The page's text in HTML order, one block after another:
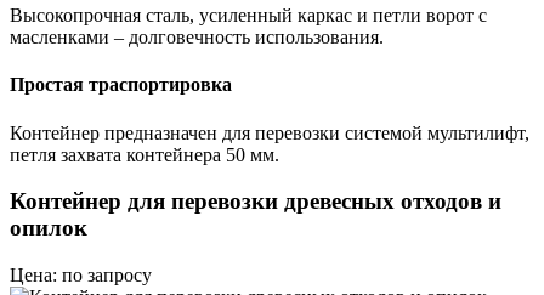
Высокопрочная сталь, усиленный каркас и петли ворот с
масленками – долговечность использования.
Простая траспортировка
Контейнер предназначен для перевозки системой мультилифт,
петля захвата контейнера 50 мм.
Контейнер для перевозки древесных отходов и
опилок
Цена: по запросу